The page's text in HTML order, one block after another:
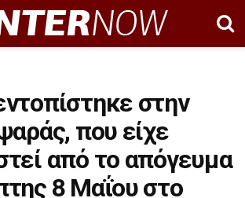
στην
που είχε
από το απόγευμα
8 Μαΐου στο